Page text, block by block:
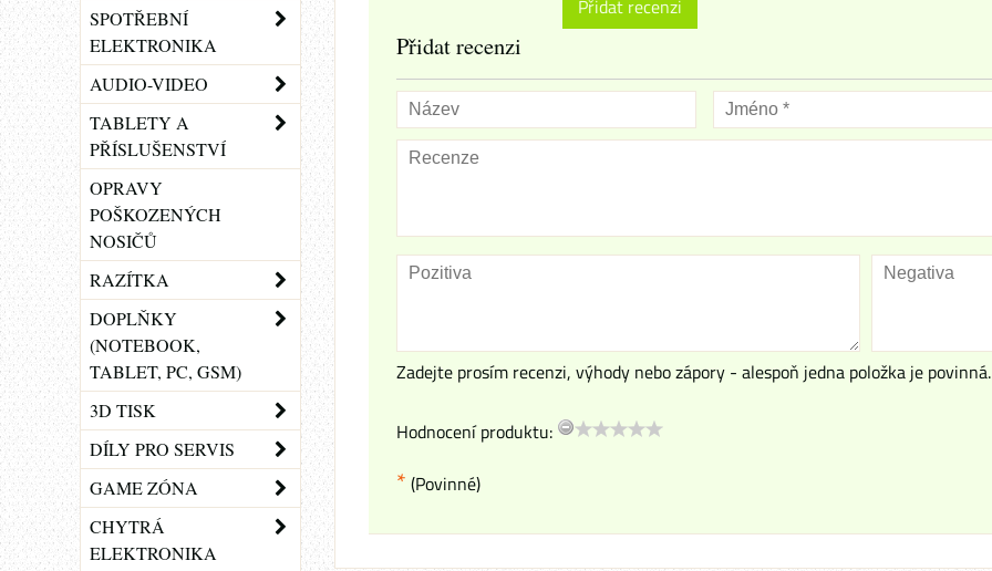
Přidat recenzi
Přidat recenzi
Zadejte prosím recenzi, výhody nebo zápory - alespoň jedna položka je povinná.
Hodnocení produktu:
* (Povinné)
SPOTŘEBNÍ
ELEKTRONIKA
AUDIO-VIDEO
TABLETY A
PŘÍSLUŠENSTVÍ
OPRAVY
POŠKOZENÝCH
NOSIČŮ
RAZÍTKA
DOPLŇKY
(NOTEBOOK,
TABLET, PC, GSM)
3D TISK
DÍLY PRO SERVIS
GAME ZÓNA
CHYTRÁ
ELEKTRONIKA